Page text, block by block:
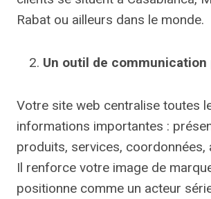
Rabat ou ailleurs dans le monde.
Un outil de communication
Votre site web centralise toutes
informations importantes :
produits, services, coordonnées,
Il renforce votre image de
positionne comme un acteur